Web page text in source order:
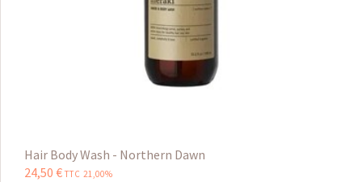
Hair Body Wash - Northern Dawn
24,50 € TTC 21,00%